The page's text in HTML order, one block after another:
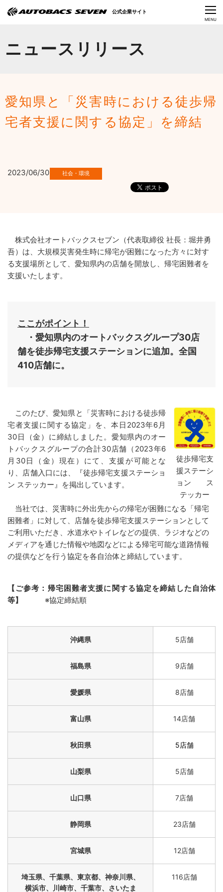
CLOSE
MENU
ニュースリリース
愛知県と「災害時における徒歩帰
宅者支援に関する協定」を締結
2023/06/30
株式会社オートバックスセブン（代表取締役 社長：堀井勇
吾）は、大規模災害発生時に帰宅が困難になった方々に対す
る支援場所として、愛知県内の店舗を開放し、帰宅困難者を
支援いたします。
ここがポイント！
・愛知県内のオートバックスグループ30店
舗を徒歩帰宅支援ステーションに追加。全国
410店舗に。
徒歩帰宅支
援ステーシ
ョン ス
テッカー
このたび、愛知県と「災害時における徒歩帰
宅者支援に関する協定」を、本日2023年6月
30日（金）に締結しました。愛知県内のオー
トバックスグループの合計30店舗（2023年6
月30日（金）現在）にて、支援が可能とな
り、店舗入口には、『徒歩帰宅支援ステーショ
ン ステッカー』を掲出しています。
当社では、災害時に外出先からの帰宅が困難になる「帰宅
困難者」に対して、店舗を徒歩帰宅支援ステーションとして
ご利用いただき、水道水やトイレなどの提供、ラジオなどの
メディアを通じた情報や地図などによる帰宅可能な道路情報
の提供などを行う協定を各自治体と締結しています。
【ご参考：帰宅困難者支援に関する協定を締結した自治体
等】
※協定締結順
沖縄県 5店舗
福島県 9店舗
愛媛県 8店舗
富山県 14店舗
秋田県 5店舗
山梨県 5店舗
山口県 7店舗
静岡県 23店舗
宮城県 12店舗
埼玉県、千葉県、東京都、神奈川県、
横浜市、川崎市、千葉市、さいたま
116店舗
公式企業サイト
サステナビリティ
Language